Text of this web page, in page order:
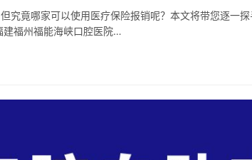
究竟哪家可以使用医疗保险报销呢？本文将带您逐一
建福州福能海峡口腔医院…